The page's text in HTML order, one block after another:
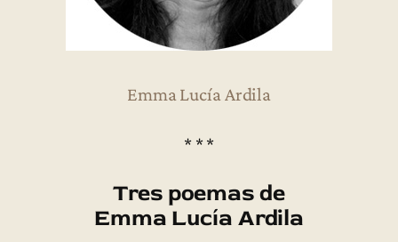
Emma Lucía Ardila
* * *
Tres poemas de
Emma Lucía Ardila